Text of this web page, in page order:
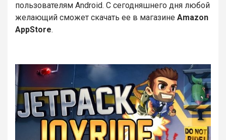
пользователям Android. С сегодняшнего дня любой
желающий сможет скачать ее в магазине Amazon
AppStore.